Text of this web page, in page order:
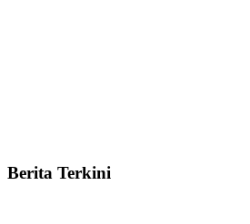
Berita Terkini